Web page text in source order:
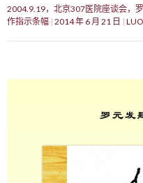
2004.9.19，北京307医院座谈会，
作指示条幅 2014 年 6 月 21 日